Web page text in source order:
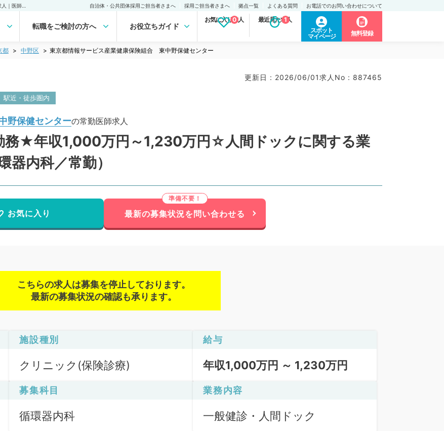
自治体・公共団体採用ご担当者さまへ 採用ご担当者さまへ 拠点一覧 よくある質問 お電話でのお問い合わせについて
転職をご検討の方へ お役立ちガイド
お気に入り求人
0 最近見た求人
1
スポット
マイページ
無料登録
都 中野区 東京都情報サービス産業健康保険組合 東中野保健センター
更新日 : 2026/06/01求人No : 887465
駅近・徒歩圏内
野保健センターの常勤医師求人
務★年収1,000万円～1,230万円☆人間ドックに関する業
内科／常勤）
お気に入り 最新の募集状況を問い合わせる
こちらの求人は募集を停止しております。
最新の募集状況の確認も承ります。
施設種別
クリニック(保険診療)
給与
年収1,000万円 ～ 1,230万円
募集科目
循環器内科
業務内容
一般健診・人間ドック